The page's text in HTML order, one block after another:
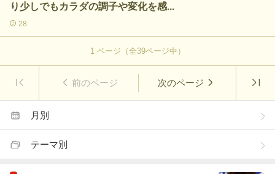
り少しでもカラダの調子や変化を感...
28
1ページ（全39ページ中）
前のページ 次のページ
月別
テーマ別